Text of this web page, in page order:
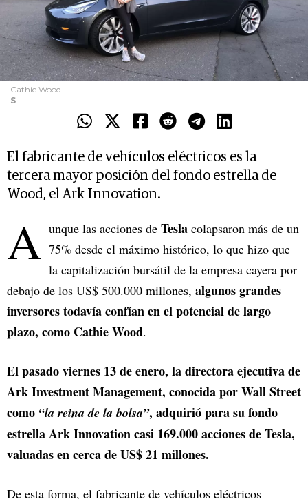
Cathie Wood
S
El fabricante de vehículos eléctricos es la
tercera mayor posición del fondo estrella de
Wood, el Ark Innovation.
A unque las acciones de Tesla colapsaron más de un
75% desde el máximo histórico, lo que hizo que
la capitalización bursátil de la empresa cayera por
debajo de los US$ 500.000 millones, algunos grandes
inversores todavía confían en el potencial de largo
plazo, como Cathie Wood.
El pasado viernes 13 de enero, la directora ejecutiva de
Ark Investment Management, conocida por Wall Street
como “la reina de la bolsa”, adquirió para su fondo
estrella Ark Innovation casi 169.000 acciones de Tesla,
valuadas en cerca de US$ 21 millones.
De esta forma, el fabricante de vehículos eléctricos